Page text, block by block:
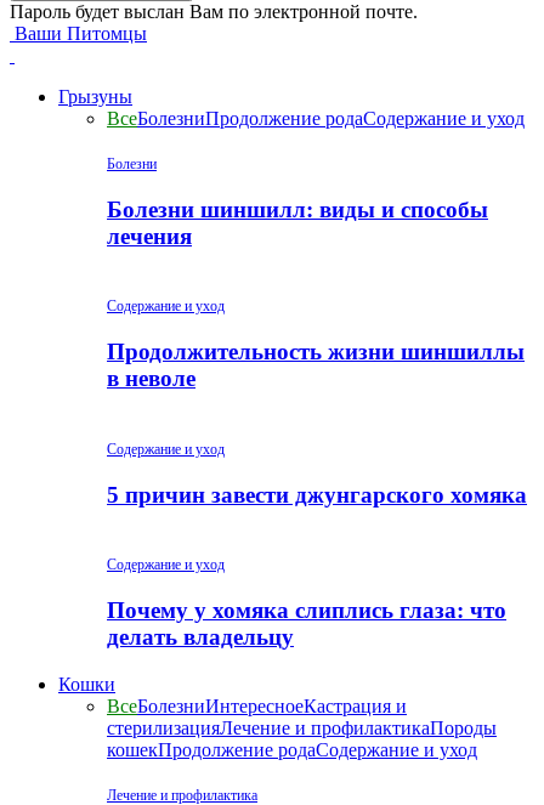
Пароль будет выслан Вам по электронной почте.
Ваши Питомцы
Грызуны
ВсеБолезниПродолжение родаСодержание и уход
Болезни
Болезни шиншилл: виды и способы
лечения
Содержание и уход
Продолжительность жизни шиншиллы
в неволе
Содержание и уход
5 причин завести джунгарского хомяка
Содержание и уход
Почему у хомяка слиплись глаза: что
делать владельцу
Кошки
ВсеБолезниИнтересноеКастрация и
стерилизацияЛечение и профилактикаПороды
кошекПродолжение родаСодержание и уход
Лечение и профилактика